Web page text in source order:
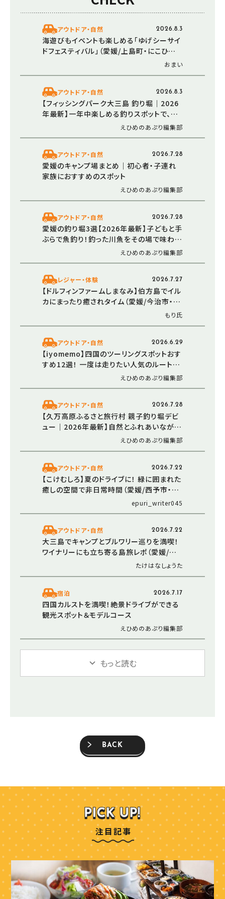
アウトドア・自然 2026.8.3
海遊びもイベントも楽しめる「ゆげシーサイ
ドフェスティバル」（愛媛/上島町・にこひめプ
おまい
アウトドア・自然 2026.8.3
【フィッシングパーク大三島 釣り堀｜2026
年最新】一年中楽しめる釣りスポットで、ア
ジとタイを釣ろう！（愛媛/今治市）えひめのあぷり編集部
アウトドア・自然 2026.7.28
愛媛のキャンプ場まとめ｜初心者・子連れ
家族におすすめのスポット
えひめのあぷり編集部
アウトドア・自然 2026.7.28
愛媛の釣り堀3選【2026年最新】子どもと手
ぶらで魚釣り！釣った川魚をその場で味わお
えひめのあぷり編集部
レジャー・体験 2026.7.27
【ドルフィンファームしまなみ】伯方島でイル
カにまったり癒されタイム（愛媛/今治市・お
もり氏
アウトドア・自然 2026.6.29
【iyomemo】四国のツーリングスポットおす
すめ12選！ 一度は走りたい人気のルートや
えひめのあぷり編集部
アウトドア・自然 2026.7.28
【久万高原ふるさと旅行村 親子釣り堀デビ
ュー｜2026年最新】自然とふれあいながら
川魚を釣って、つかんで、味わおう！（愛媛/久
えひめのあぷり編集部
アウトドア・自然 2026.7.22
【こけむしろ】夏のドライブに！ 緑に囲まれた
癒しの空間で非日常時間（愛媛/西予市・お
epuri_writer045
アウトドア・自然 2026.7.22
大三島でキャンプとブルワリー巡りを満喫！
ワイナリーにも立ち寄る島旅レポ（愛媛/今
たけはなしょうた
宿泊 2026.7.17
四国カルストを満喫！絶景ドライブができる
観光スポット＆モデルコース
えひめのあぷり編集部
もっと読む
BACK
注目記事